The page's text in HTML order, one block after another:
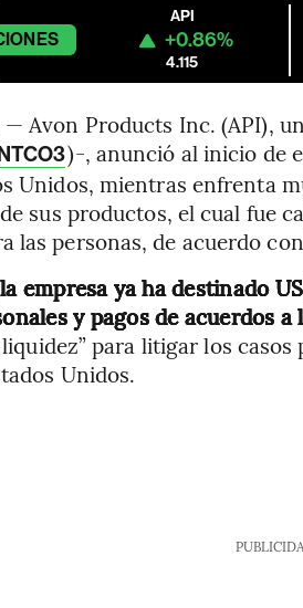
API
+0.86%
4.115
Avon Products Inc. (API),
)-, anunció al inicio de
Unidos, mientras enfrenta
sus productos, el cual fue
las personas, de acuerdo
la empresa ya ha destinado
y pagos de acuerdos a
para litigar los
Unidos.